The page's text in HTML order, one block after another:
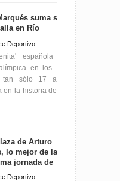
suma su
en Río
Deportivo
española ha
en los 100
sólo 17 años
la historia de los
de Arturo
lo mejor de la
jornada de
Deportivo